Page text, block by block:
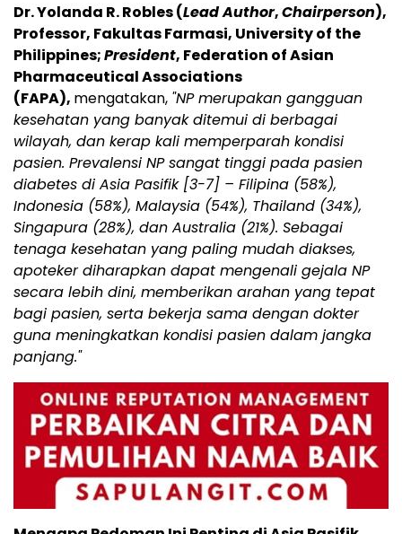
Dr. Yolanda R. Robles (Lead Author,Chairperson),
Professor, Fakultas Farmasi, University of the
Philippines;President, Federation of Asian
Pharmaceutical Associations
(FAPA), mengatakan, "NP merupakan gangguan
kesehatan yang banyak ditemui di berbagai
wilayah, dan kerap kali memperparah kondisi
pasien. Prevalensi NP sangat tinggi pada pasien
diabetes di Asia Pasifik [3-7] – Filipina (58%),
Indonesia (58%), Malaysia (54%), Thailand (34%),
Singapura (28%), dan Australia (21%). Sebagai
tenaga kesehatan yang paling mudah diakses,
apoteker diharapkan dapat mengenali gejala NP
secara lebih dini, memberikan arahan yang tepat
bagi pasien, serta bekerja sama dengan dokter
guna meningkatkan kondisi pasien dalam jangka
panjang."